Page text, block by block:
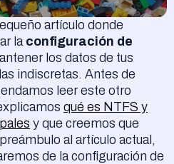
artículo donde
la configuración de
los datos de tus
indiscretas. Antes de
leer este otro
qué es NTFS y
y que creemos que
al artículo actual,
de la configuración de